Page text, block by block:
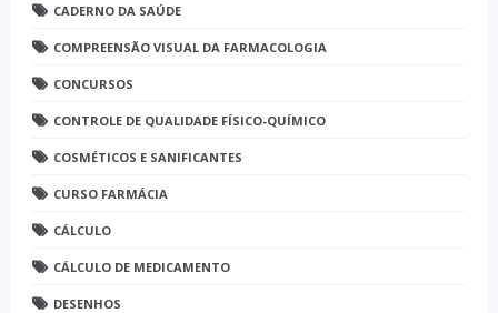
CADERNO DA SAÚDE
COMPREENSÃO VISUAL DA FARMACOLOGIA
CONCURSOS
CONTROLE DE QUALIDADE FÍSICO-QUÍMICO
COSMÉTICOS E SANIFICANTES
CURSO FARMÁCIA
CÁLCULO
CÁLCULO DE MEDICAMENTO
DESENHOS